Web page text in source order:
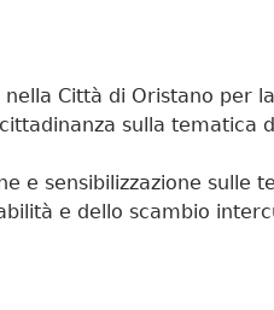
Città di Oristano per
sulla tematica
e sensibilizzazione sulle
e dello scambio